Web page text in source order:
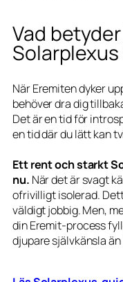
Vad
Solarplexus
När Eremiten dyker
behöver dra dig
Det är en tid för
en tid där du lätt kan
Ett rent och starkt
nu. När det är svagt
ofrivilligt isolerad.
väldigt jobbig. Men,
din Eremit-process
djupare självkänsla